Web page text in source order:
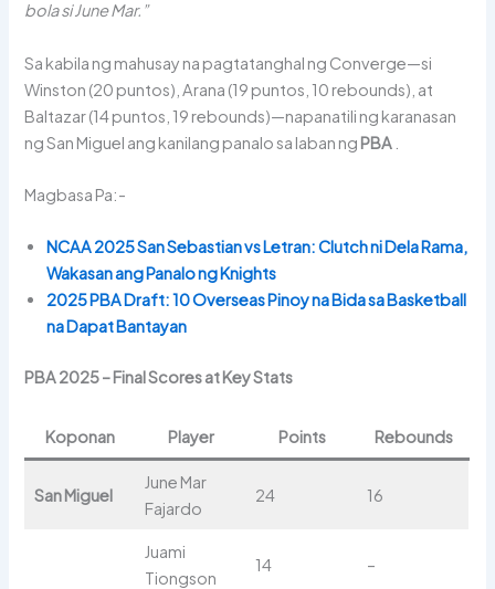
bola si June Mar.”
Sa kabila ng mahusay na pagtatanghal ng Converge—si
Winston (20 puntos), Arana (19 puntos, 10 rebounds), at
Baltazar (14 puntos, 19 rebounds)—napanatili ng karanasan
ng San Miguel ang kanilang panalo sa laban ng PBA
Magbasa Pa:-
NCAA 2025 San Sebastian vs Letran: Clutch ni Dela Rama,
Wakasan ang Panalo ng Knights
2025 PBA Draft: 10 Overseas Pinoy na Bida sa Basketball
na Dapat Bantayan
PBA 2025 – Final Scores at Key Stats
Koponan Player Points Rebounds
San Miguel
June Mar
Fajardo
24 16
Juami
Tiongson
14 –